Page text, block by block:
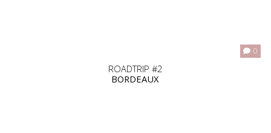
0
ROADTRIP #2
BORDEAUX